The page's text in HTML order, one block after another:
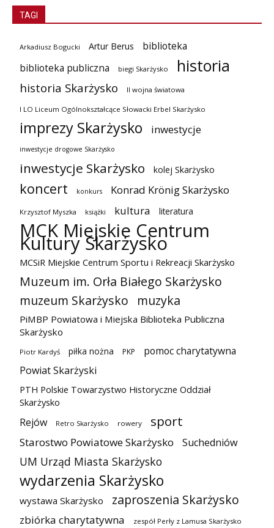
TAGI
Arkadiusz Bogucki Artur Berus
biblioteka
biblioteka publiczna
biegi Skarżysko historia
historia Skarżysko II wojna światowa
I LO Liceum Ogólnokształcące Słowacki Erbel Skarżysko
imprezy Skarżysko inwestycje
inwestycje drogowe Skarżysko
inwestycje Skarżysko kolej Skarżysko
koncert konkurs Konrad Krönig Skarżysko
Krzysztof Myszka książki kultura literatura
MCK Miejskie Centrum
Kultury Skarżysko
MCSiR Miejskie Centrum Sportu i Rekreacji Skarżysko
Muzeum im. Orła Białego Skarżysko
muzeum Skarżysko
muzyka
PiMBP Powiatowa i Miejska Biblioteka Publiczna
Skarżysko
Piotr Kardyś piłka nożna PKP
pomoc charytatywna
Powiat Skarżyski
PTH Polskie Towarzystwo Historyczne Oddział
Skarżysko
Rejów Retro Skarżysko rowery sport
Starostwo Powiatowe Skarżysko Suchedniów
UM Urząd Miasta Skarżysko
wydarzenia Skarżysko
wystawa Skarżysko zaproszenia Skarżysko
zbiórka charytatywna zespół Perły z Lamusa Skarżysko